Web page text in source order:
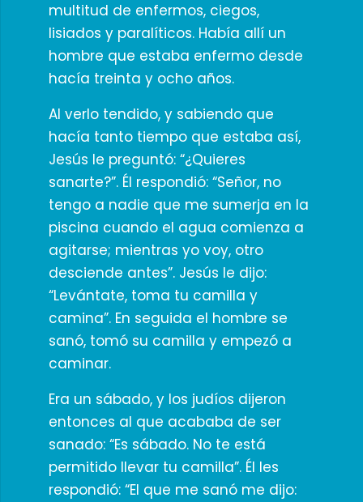
multitud de enfermos, ciegos,
lisiados y paralíticos. Había allí un
hombre que estaba enfermo desde
hacía treinta y ocho años.
Al verlo tendido, y sabiendo que
hacía tanto tiempo que estaba así,
Jesús le preguntó: “¿Quieres
sanarte?”. Él respondió: “Señor, no
tengo a nadie que me sumerja en la
piscina cuando el agua comienza a
agitarse; mientras yo voy, otro
desciende antes”. Jesús le dijo:
“Levántate, toma tu camilla y
camina”. En seguida el hombre se
sanó, tomó su camilla y empezó a
caminar.
Era un sábado, y los judíos dijeron
entonces al que acababa de ser
sanado: “Es sábado. No te está
permitido llevar tu camilla”. Él les
respondió: “El que me sanó me dijo: